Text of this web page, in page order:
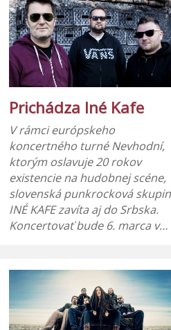
Prichádza Iné Kafe
V rámci európskeho
koncertného turné Nevhodní,
ktorým oslavuje 20 rokov
existencie na hudobnej scéne,
slovenská punkrocková
INÉ KAFE zavíta aj do Srbska.
Koncertovať bude 6. marca v…